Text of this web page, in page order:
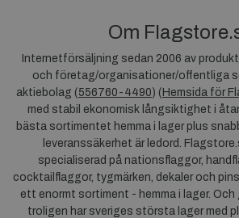
Om
Internetförsäljning sedan 2006 av
och företag/organisationer/offentliga
aktiebolag (556760-4490) ( Hemsida för
med stabil ekonomisk långsiktighet i
bästa sortimentet hemma i lager plus
leveranssäkerhet är ledord.
specialiserad på nationsflaggor,
cocktailflaggor, tygmärken, dekaler och
ett enormt sortiment - hemma i lager.
troligen har sveriges största lager med